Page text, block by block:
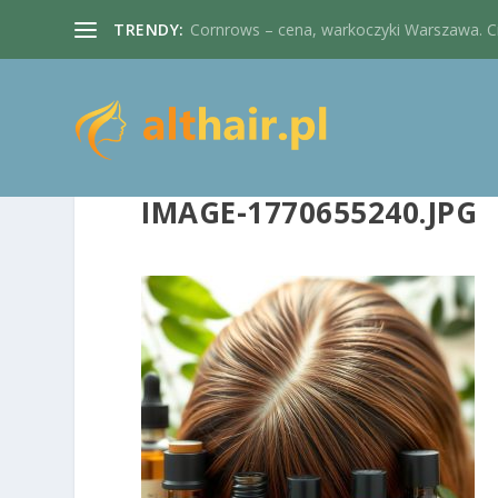
TRENDY: Cornrows – cena, warkoczyki Warszawa.
IMAGE-1770655240.JPG